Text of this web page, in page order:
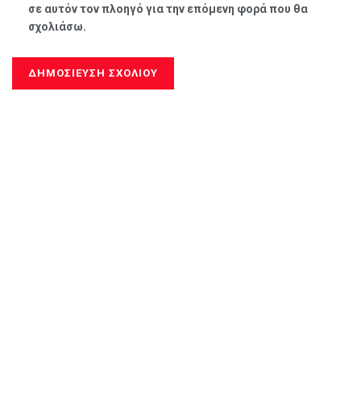
σε αυτόν τον πλοηγό για την επόμενη φορά που θα
σχολιάσω.